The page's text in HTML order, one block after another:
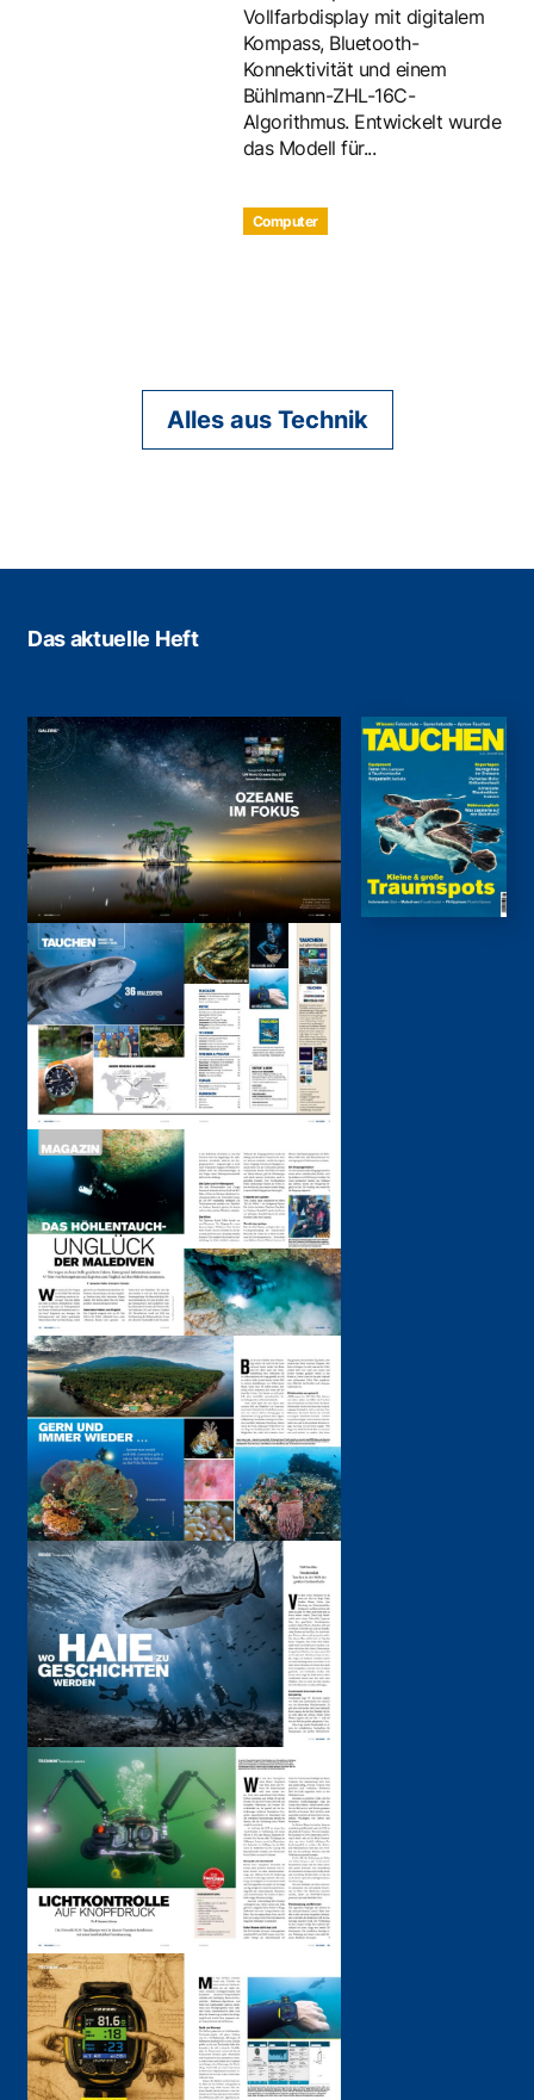
Vollfarbdisplay mit digitalem
Kompass, Bluetooth-
Konnektivität und einem
Bühlmann-ZHL-16C-
Algorithmus. Entwickelt wurde
das Modell für...
Computer
Alles aus Technik
Das aktuelle Heft